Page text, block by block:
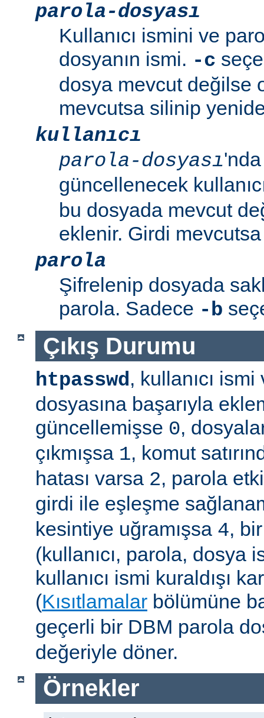
parola-dosyası
Kullanıcı ismini ve
dosyanın ismi. -c
dosya mevcut değilse
mevcutsa silinip
kullanıcı
parola-dosyası
güncellenecek
bu dosyada mevcut
eklenir. Girdi
parola
Şifrelenip dosyada
parola. Sadece -b
Çıkış Durumu
htpasswd, kullanıcı
dosyasına başarıyla
güncellemişse 0,
çıkmışsa 1, komut
hatası varsa 2, parola
girdi ile eşleşme
kesintiye uğramışsa 4,
(kullanıcı, parola, dosya
kullanıcı ismi kuraldışı
(Kısıtlamalar bölümüne
geçerli bir DBM parola
değeriyle döner.
Örnekler